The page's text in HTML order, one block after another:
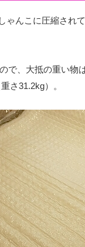
ゃんこに圧縮され
で、大抵の重い物
さ31.2kg）。